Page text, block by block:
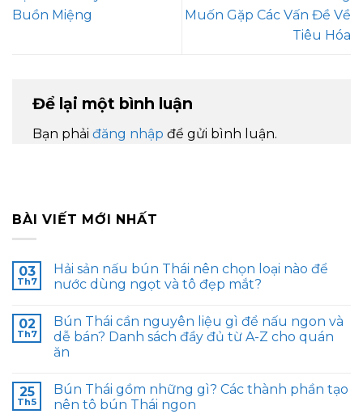
Buồn Miệng
Muốn Gặp Các Vấn Đề Về
Tiêu Hóa
Để lại một bình luận
Bạn phải đăng nhập để gửi bình luận.
BÀI VIẾT MỚI NHẤT
03
Th7
Hải sản nấu bún Thái nên chọn loại nào để
nước dùng ngọt và tô đẹp mắt?
02
Th7
Bún Thái cần nguyên liệu gì để nấu ngon và
dễ bán? Danh sách đầy đủ từ A-Z cho quán
ăn
25
Th5
Bún Thái gồm những gì? Các thành phần tạo
nên tô bún Thái ngon